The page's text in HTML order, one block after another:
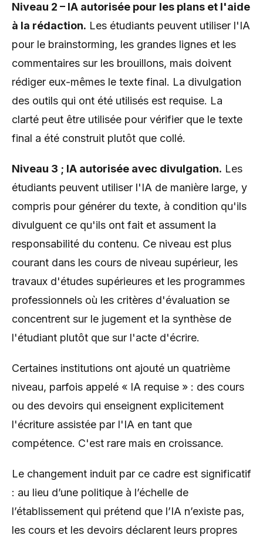
Niveau 2 – IA autorisée pour les plans et l'aide
à la rédaction. Les étudiants peuvent utiliser l'IA
pour le brainstorming, les grandes lignes et les
commentaires sur les brouillons, mais doivent
rédiger eux-mêmes le texte final. La divulgation
des outils qui ont été utilisés est requise. La
clarté peut être utilisée pour vérifier que le texte
final a été construit plutôt que collé.
Niveau 3 ; IA autorisée avec divulgation. Les
étudiants peuvent utiliser l'IA de manière large, y
compris pour générer du texte, à condition qu'ils
divulguent ce qu'ils ont fait et assument la
responsabilité du contenu. Ce niveau est plus
courant dans les cours de niveau supérieur, les
travaux d'études supérieures et les programmes
professionnels où les critères d'évaluation se
concentrent sur le jugement et la synthèse de
l'étudiant plutôt que sur l'acte d'écrire.
Certaines institutions ont ajouté un quatrième
niveau, parfois appelé « IA requise » : des cours
ou des devoirs qui enseignent explicitement
l'écriture assistée par l'IA en tant que
compétence. C'est rare mais en croissance.
Le changement induit par ce cadre est significatif
: au lieu d’une politique à l’échelle de
l’établissement qui prétend que l’IA n’existe pas,
les cours et les devoirs déclarent leurs propres